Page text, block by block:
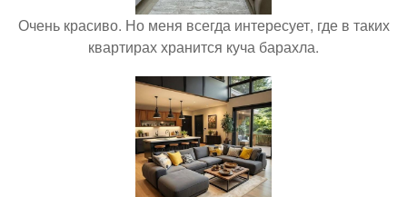
Очень красиво. Но меня всегда интересует, где в таких
квартирах хранится куча барахла.